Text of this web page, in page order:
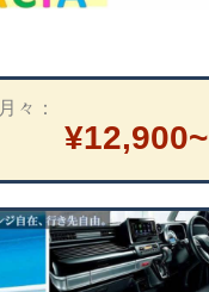
月々
¥12,900~